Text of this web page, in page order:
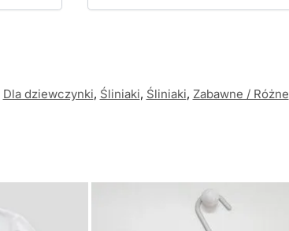
Dla dziewczynki, Śliniaki, Śliniaki, Zabawne / Różne